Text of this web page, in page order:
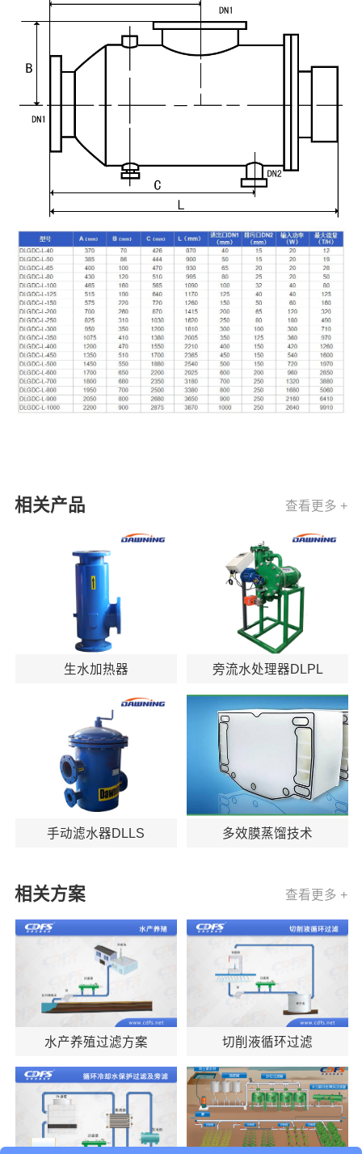
相关产品 查看更多 +
生水加热器 旁流水处理器DLPL
手动滤水器DLLS 多效膜蒸馏技术
相关方案 查看更多 +
水产养殖过滤方案 切削液循环过滤